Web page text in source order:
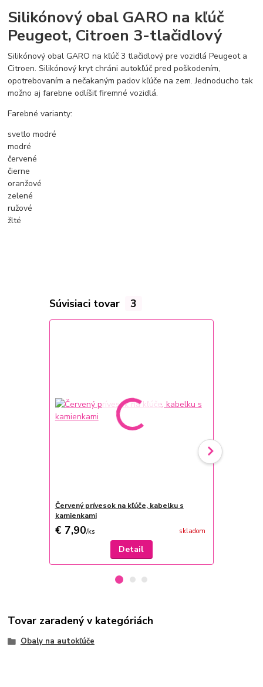
Silikónový obal GARO na kľúč
Peugeot, Citroen 3-tlačidlový
Silikónový obal GARO na kľúč 3 tlačidlový pre vozidlá Peugeot a
Citroen. Silikónový kryt chráni autokľúč pred poškodením,
opotrebovaním a nečakaným padov kľúče na zem. Jednoducho tak
možno aj farebne odlíšiť firemné vozidlá.
Farebné varianty:
svetlo modré
modré
červené
čierne
oranžové
zelené
ružové
žlté
Súvisiaci tovar 3
Červený prívesok na kľúče, kabelku s
kamienkami
€ 7,90/ks skladom
Detail
Tovar zaradený v kategóriách
Obaly na autokľúče